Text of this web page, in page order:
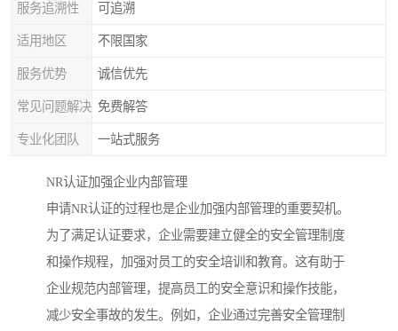
服务追溯性 可追溯
适用地区 不限国家
服务优势 诚信优先
常见问题解决 免费解答
专业化团队 一站式服务
NR认证加强企业内部管理
申请NR认证的过程也是企业加强内部管理的重要契机。
为了满足认证要求，企业需要建立健全的安全管理制度
和操作规程，加强对员工的安全培训和教育。这有助于
企业规范内部管理，提高员工的安全意识和操作技能，
减少安全事故的发生。例如，企业通过完善安全管理制